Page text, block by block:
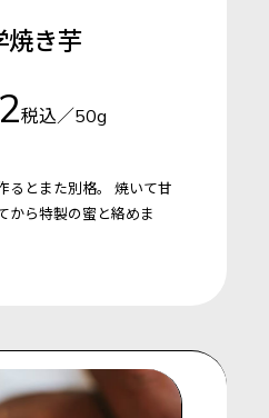
焼き芋
税込／50g
とまた別格。
焼いて甘
から特製の蜜と絡めま